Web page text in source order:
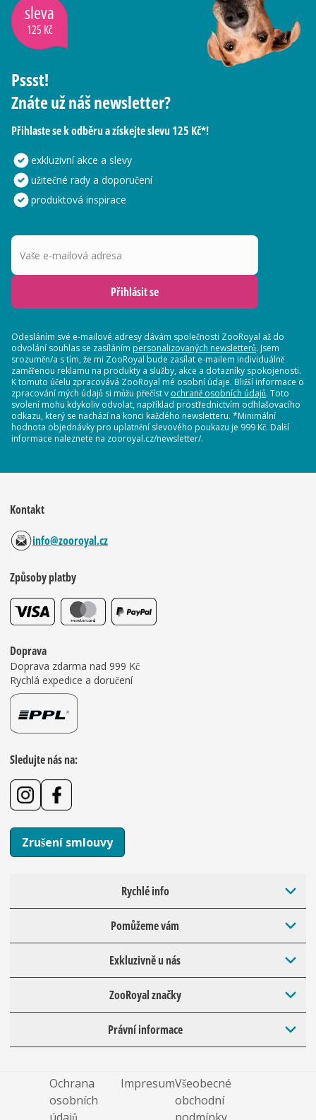
sleva
125 Kč
Pssst!
Znáte už náš newsletter?
Přihlaste se k odběru a získejte slevu 125 Kč*!
exkluzivní akce a slevy
užitečné rady a doporučení
produktová inspirace
Vaše e-mailová adresa
Přihlásit se
Odesláním své e-mailové adresy dávám společnosti ZooRoyal až do
odvolání souhlas se zasíláním personalizovaných newsletterů. Jsem
srozuměn/a s tím, že mi ZooRoyal bude zasílat e-mailem individuálně
zaměřenou reklamu na produkty a služby, akce a dotazníky spokojenosti.
K tomuto účelu zpracovává ZooRoyal mé osobní údaje. Bližší informace o
zpracování mých údajů si můžu přečíst v ochraně osobních údajů. Toto
svolení mohu kdykoliv odvolat, například prostřednictvím odhlašovacího
odkazu, který se nachází na konci každého newsletteru. *Minimální
hodnota objednávky pro uplatnění slevového poukazu je 999 Kč. Další
informace naleznete na zooroyal.cz/newsletter/.
Kontakt
info@zooroyal.cz
Způsoby platby
Doprava
Doprava zdarma nad 999 Kč
Rychlá expedice a doručení
Sledujte nás na:
Zrušení smlouvy
Rychlé info
Pomůžeme vám
Exkluzivně u nás
ZooRoyal značky
Právní informace
Ochrana
osobních
ImpresumVšeobecné
obchodní